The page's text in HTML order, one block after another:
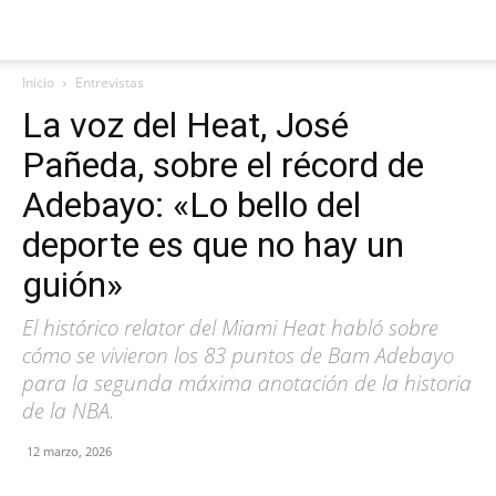
Inicio Entrevistas
La voz del Heat, José
Pañeda, sobre el récord de
Adebayo: «Lo bello del
deporte es que no hay un
guión»
El histórico relator del Miami Heat habló sobre
cómo se vivieron los 83 puntos de Bam Adebayo
para la segunda máxima anotación de la historia
de la NBA.
12 marzo, 2026